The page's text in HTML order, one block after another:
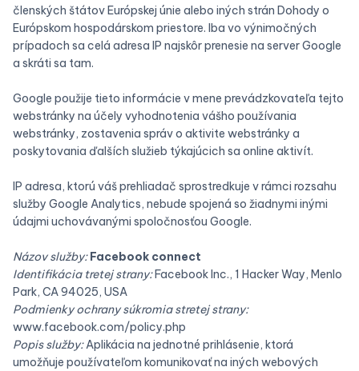
členských štátov Európskej únie alebo iných strán Dohody o
Európskom hospodárskom priestore. Iba vo výnimočných
prípadoch sa celá adresa IP najskôr prenesie na server Google
a skráti sa tam.
Google použije tieto informácie v mene prevádzkovateľa tejto
webstránky na účely vyhodnotenia vášho používania
webstránky, zostavenia správ o aktivite webstránky a
poskytovania ďalších služieb týkajúcich sa online aktivít.
IP adresa, ktorú váš prehliadač sprostredkuje v rámci rozsahu
služby Google Analytics, nebude spojená so žiadnymi inými
údajmi uchovávanými spoločnosťou Google.
Názov služby:Facebook connect
Identifikácia tretej strany:Facebook Inc., 1 Hacker Way, Menlo
Park, CA 94025, USA
Podmienky ochrany súkromia stretej strany:
www.facebook.com/policy.php
Popis služby:Aplikácia na jednotné prihlásenie, ktorá
umožňuje používateľom komunikovať na iných webových